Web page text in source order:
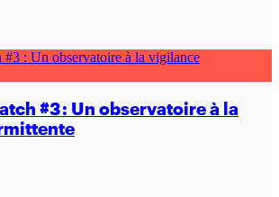
#3 : Un observatoire à la